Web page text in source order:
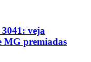
veja
MG premiadas